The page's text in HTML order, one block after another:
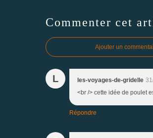
Commenter cet
Ajouter un
L les-voyages-de-gridelle
<br /> cette idée de poulet
Répondre